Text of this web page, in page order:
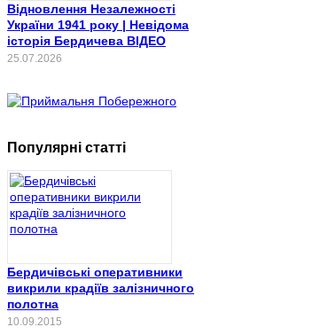
Відновлення Незалежності
України 1941 року | Невідома
історія Бердичева ВІДЕО
25.07.2026
Популярні статті
Бердичівські оперативники
викрили крадіїв залізничного
полотна
10.09.2015